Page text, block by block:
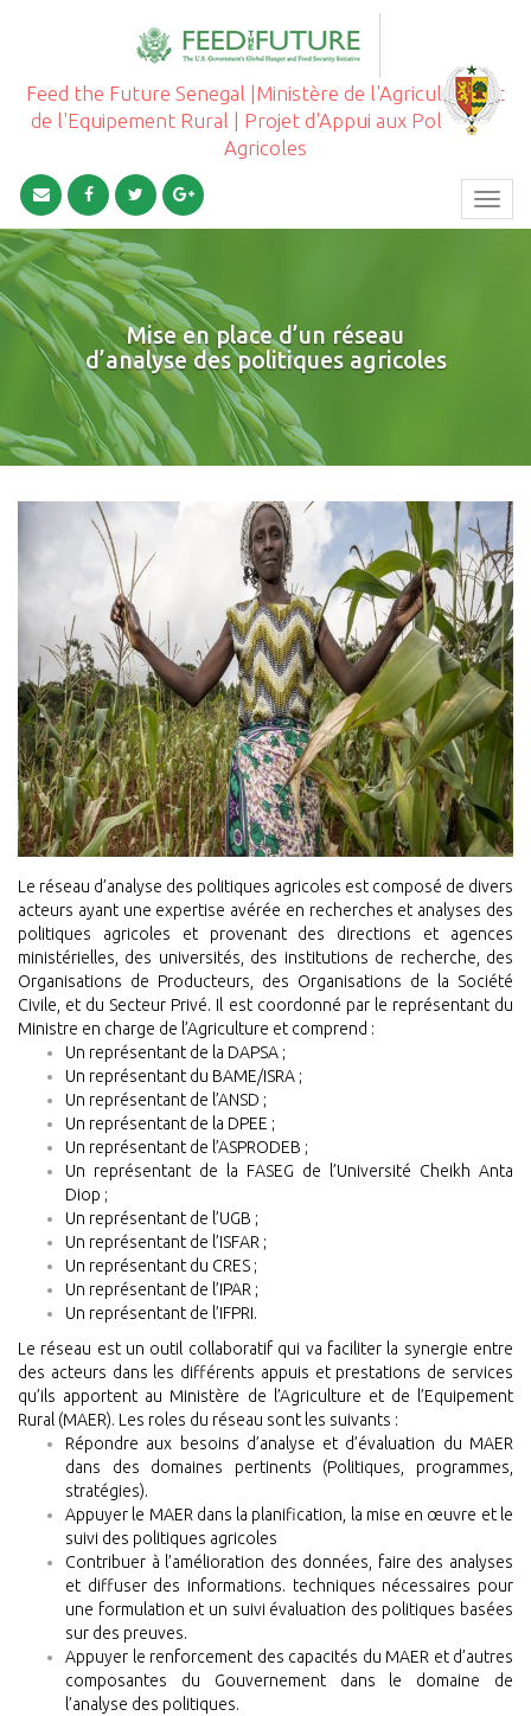
Feed the Future Senegal |Ministère de l'Agriculture et
de l'Equipement Rural | Projet d'Appui aux Politiques
Agricoles
Mise en place d’un réseau
d’analyse des politiques agricoles
Le réseau d’analyse des politiques agricoles est composé de divers
acteurs ayant une expertise avérée en recherches et analyses des
politiques agricoles et provenant des directions et agences
ministérielles, des universités, des institutions de recherche, des
Organisations de Producteurs, des Organisations de la Société
Civile, et du Secteur Privé. Il est coordonné par le représentant du
Ministre en charge de l’Agriculture et comprend :
Un représentant de la DAPSA ;
Un représentant du BAME/ISRA ;
Un représentant de l’ANSD ;
Un représentant de la DPEE ;
Un représentant de l’ASPRODEB ;
Un représentant de la FASEG de l’Université Cheikh Anta
Diop ;
Un représentant de l’UGB ;
Un représentant de l’ISFAR ;
Un représentant du CRES ;
Un représentant de l’IPAR ;
Un représentant de l’IFPRI.
Le réseau est un outil collaboratif qui va faciliter la synergie entre
des acteurs dans les différents appuis et prestations de services
qu’ils apportent au Ministère de l’Agriculture et de l’Equipement
Rural (MAER). Les roles du réseau sont les suivants :
Répondre aux besoins d’analyse et d’évaluation du MAER
dans des domaines pertinents (Politiques, programmes,
stratégies).
Appuyer le MAER dans la planification, la mise en œuvre et le
suivi des politiques agricoles
Contribuer à l’amélioration des données, faire des analyses
et diffuser des informations. techniques nécessaires pour
une formulation et un suivi évaluation des politiques basées
sur des preuves.
Appuyer le renforcement des capacités du MAER et d’autres
composantes du Gouvernement dans le domaine de
l’analyse des politiques.